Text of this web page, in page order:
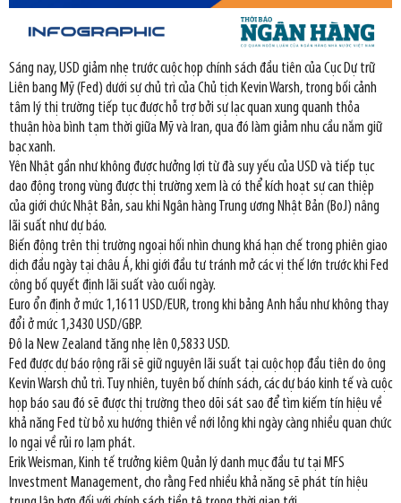
Sáng nay, USD giảm nhẹ trước cuộc họp chính sách đầu tiên của Cục Dự trữ
Liên bang Mỹ (Fed) dưới sự chủ trì của Chủ tịch Kevin Warsh, trong bối cảnh
tâm lý thị trường tiếp tục được hỗ trợ bởi sự lạc quan xung quanh thỏa
thuận hòa bình tạm thời giữa Mỹ và Iran, qua đó làm giảm nhu cầu nắm giữ
bạc xanh.
Yên Nhật gần như không được hưởng lợi từ đà suy yếu của USD và tiếp tục
dao động trong vùng được thị trường xem là có thể kích hoạt sự can thiệp
của giới chức Nhật Bản, sau khi Ngân hàng Trung ương Nhật Bản (BoJ) nâng
lãi suất như dự báo.
Biến động trên thị trường ngoại hối nhìn chung khá hạn chế trong phiên giao
dịch đầu ngày tại châu Á, khi giới đầu tư tránh mở các vị thế lớn trước khi Fed
công bố quyết định lãi suất vào cuối ngày.
Euro ổn định ở mức 1,1611 USD/EUR, trong khi bảng Anh hầu như không thay
đổi ở mức 1,3430 USD/GBP.
Đô la New Zealand tăng nhẹ lên 0,5833 USD.
Fed được dự báo rộng rãi sẽ giữ nguyên lãi suất tại cuộc họp đầu tiên do ông
Kevin Warsh chủ trì. Tuy nhiên, tuyên bố chính sách, các dự báo kinh tế và cuộc
họp báo sau đó sẽ được thị trường theo dõi sát sao để tìm kiếm tín hiệu về
khả năng Fed từ bỏ xu hướng thiên về nới lỏng khi ngày càng nhiều quan chức
lo ngại về rủi ro lạm phát.
Erik Weisman, Kinh tế trưởng kiêm Quản lý danh mục đầu tư tại MFS
Investment Management, cho rằng Fed nhiều khả năng sẽ phát tín hiệu